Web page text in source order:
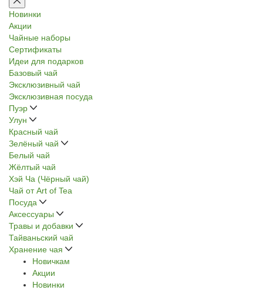
Новинки
Акции
Чайные наборы
Сертификаты
Идеи для подарков
Базовый чай
Эксклюзивный чай
Эксклюзивная посуда
Пуэр
Улун
Красный чай
Зелёный чай
Белый чай
Жёлтый чай
Хэй Ча (Чёрный чай)
Чай от Art of Tea
Посуда
Аксессуары
Травы и добавки
Тайваньский чай
Хранение чая
Новичкам
Акции
Новинки